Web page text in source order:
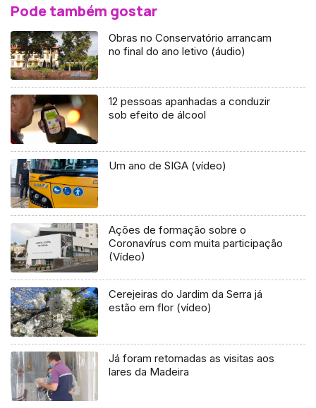
Pode também gostar
Obras no Conservatório arrancam
no final do ano letivo (áudio)
12 pessoas apanhadas a conduzir
sob efeito de álcool
Um ano de SIGA (vídeo)
Ações de formação sobre o
Coronavírus com muita participação
(Vídeo)
Cerejeiras do Jardim da Serra já
estão em flor (vídeo)
Já foram retomadas as visitas aos
lares da Madeira